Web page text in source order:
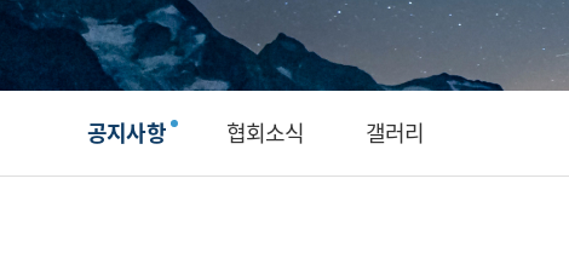
공지사항 협회소식 갤러리